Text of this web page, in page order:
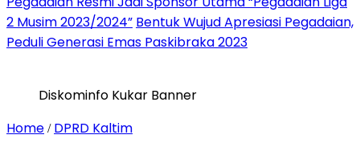
2 Musim 2023/2024” Bentuk Wujud Apresiasi Pegadaian,
Peduli Generasi Emas Paskibraka 2023
Diskominfo Kukar Banner
Home / DPRD Kaltim